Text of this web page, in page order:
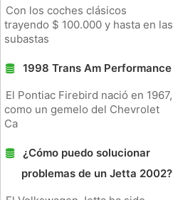
Con los coches clásicos
trayendo $ 100.000 y hasta en las
subastas
1998 Trans Am Performance
El Pontiac Firebird nació en 1967,
como un gemelo del Chevrolet
Ca
¿Cómo puedo solucionar
problemas de un Jetta 2002?